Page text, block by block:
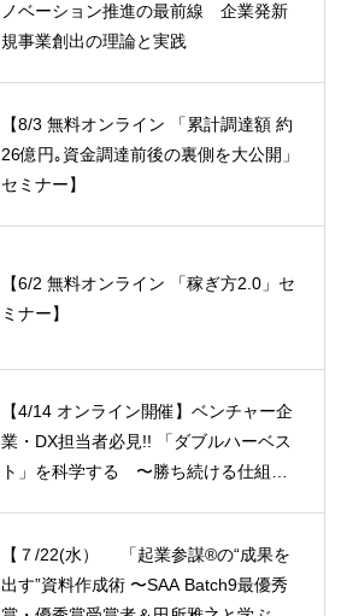
ノベーション推進の最前線 企業発新
規事業創出の理論と実践
【8/3 無料オンライン 「累計調達額 約
26億円｡資金調達前後の裏側を大公開」
セミナー】
【6/2 無料オンライン 「稼ぎ方2.0」セ
ミナー】
【4/14 オンライン開催】ベンチャー企
業・DX担当者必見!! 「ダブルハーベス
ト」を科学する 〜勝ち続ける仕組み
【７/22(水） 「起業参謀®︎の“成果を
出す”資料作成術 〜SAA Batch9最優秀